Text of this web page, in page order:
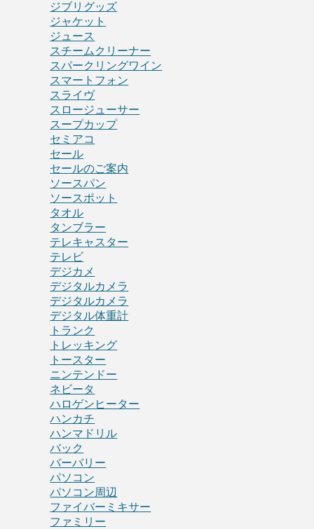
ジブリグッズ
ジャケット
ジュース
スチームクリーナー
スパークリングワイン
スマートフォン
スライヴ
スロージューサー
スープカップ
セミアコ
セール
セールのご案内
ソースパン
ソースポット
タオル
タンブラー
テレキャスター
テレビ
デジカメ
デジタルカメラ
デジタルカメラ
デジタル体重計
トランク
トレッキング
トースター
ニンテンドー
ネビータ
ハロゲンヒーター
ハンカチ
ハンマドリル
バック
バーバリー
パソコン
パソコン周辺
ファイバーミキサー
ファミリー